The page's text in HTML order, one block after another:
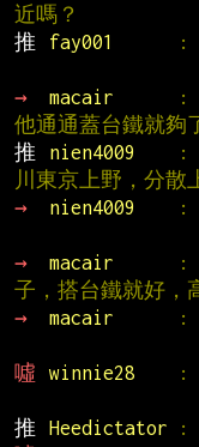
近嗎？
推
fay001
:
→
macair
:
他通通蓋台鐵就夠
推
nien4009
:
川東京上野，分散
→
nien4009
:
→
macair
:
子，搭台鐵就好，
→
macair
:
噓
winnie28
:
推
Heedictator :